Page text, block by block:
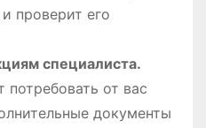
проверит его
специалиста.
от вас
документы